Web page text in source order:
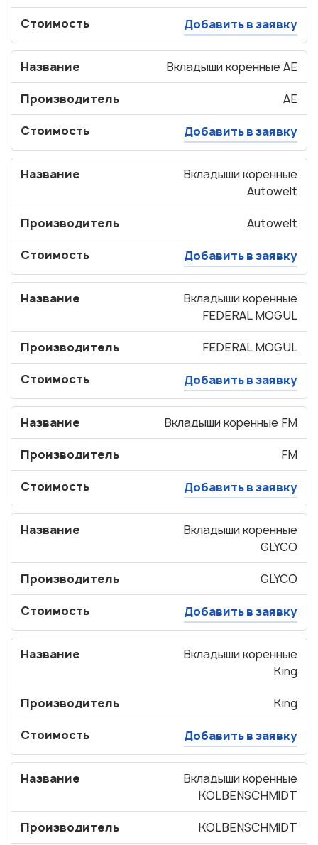
Стоимость Добавить в заявку
Название Вкладыши коренные AE
Производитель AE
Стоимость Добавить в заявку
Название
Вкладыши коренные
Autowelt
Производитель Autowelt
Стоимость Добавить в заявку
Название
Вкладыши коренные
FEDERAL MOGUL
Производитель FEDERAL MOGUL
Стоимость Добавить в заявку
Название Вкладыши коренные FM
Производитель FM
Стоимость Добавить в заявку
Название
Вкладыши коренные
GLYCO
Производитель GLYCO
Стоимость Добавить в заявку
Название
Вкладыши коренные
King
Производитель King
Стоимость Добавить в заявку
Название
Вкладыши коренные
KOLBENSCHMIDT
Производитель KOLBENSCHMIDT